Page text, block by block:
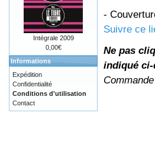
-
Suivre ce
Ne pas
indiqué ci-
Intégrale 2009
0,00€
Informations
Expédition
Confidentialité
Conditions d'utilisation
Contact